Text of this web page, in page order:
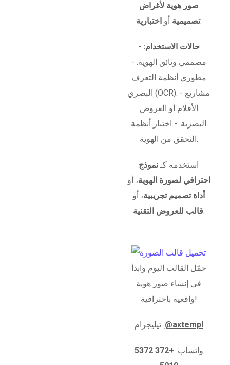
صور هوية لأغراض
تصميمية أو اختبارية .
حالات الاستخدام: -
مصممي وثائق الهوية. -
مطوري أنظمة التعرف
البصري (OCR). - مشاريع
الأفلام أو العروض
البصرية. - اختبار أنظمة
التحقق من الهوية.
استخدمه كـنموذج
احترافي لصورة الهوية، أو
أداة تصميم تجريبية، أو
قالب للعروض التقنية.
حمّل القالب اليوم وابدأ
في إنشاء صور هوية
واقعية باحترافية!
تيليجرام: @axtempl
واتساب:
+372 5372